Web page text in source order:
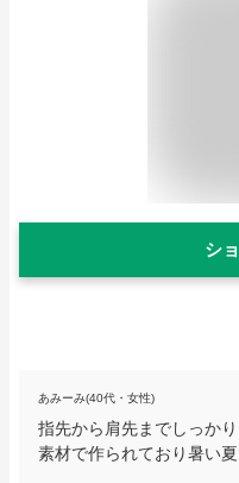
シ
あみーみ(40代・女性)
指先から肩先までしっか
素材で作られており暑い